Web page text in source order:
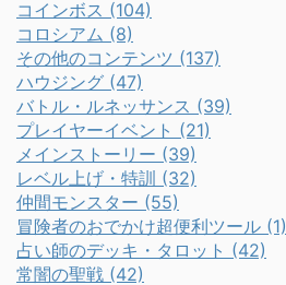
コインボス (104)
コロシアム (8)
その他のコンテンツ (137)
ハウジング (47)
バトル・ルネッサンス (39)
プレイヤーイベント (21)
メインストーリー (39)
レベル上げ・特訓 (32)
仲間モンスター (55)
冒険者のおでかけ超便利ツール (1)
占い師のデッキ・タロット (42)
常闇の聖戦 (42)